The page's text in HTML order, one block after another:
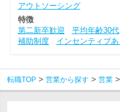
アウトソーシング
特徴
第二新卒歓迎
平均年齢30代
補助制度
インセンティブあ
転職TOP 営業から探す 営業